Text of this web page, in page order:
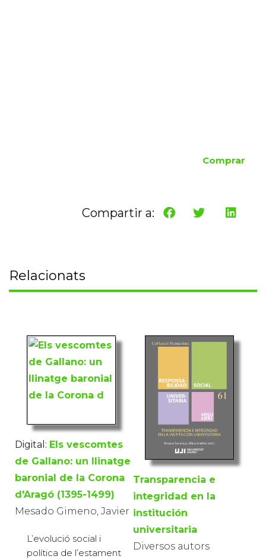
Comprar
Compartir a:
Relacionats
Digital: Els vescomtes
de Gallano: un llinatge
baronial de la Corona
d'Aragó (1395-1499)
Mesado Gimeno, Javier
L’evolució social i
política de l’estament
Transparencia e
integridad en la
institución
universitaria
Diversos autors